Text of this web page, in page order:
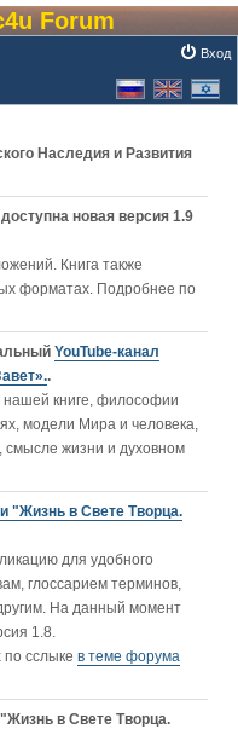
Forum
Вход
Наследия и Развития
новая версия 1.9
Книга также
форматах. Подробнее по
YouTube‑канал
.
нашей книге, философии
модели Мира и человека,
смысле жизни и духовном
"Жизнь в Свете Творца.
для удобного
глоссарием терминов,
На данный момент
1.8.
сслыке в теме форума
в Свете Творца.